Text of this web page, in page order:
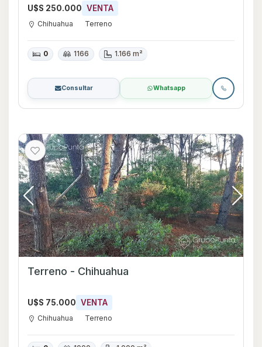
U$S 250.000 VENTA
Chihuahua Terreno
0 1166 1.166 m²
Consultar Whatsapp
Terreno - Chihuahua
U$S 75.000 VENTA
Chihuahua Terreno